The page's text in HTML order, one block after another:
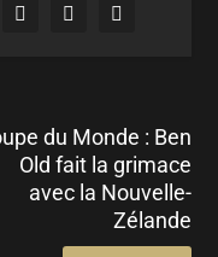
du Monde : Ben
Old fait la grimace
avec la Nouvelle-
Zélande